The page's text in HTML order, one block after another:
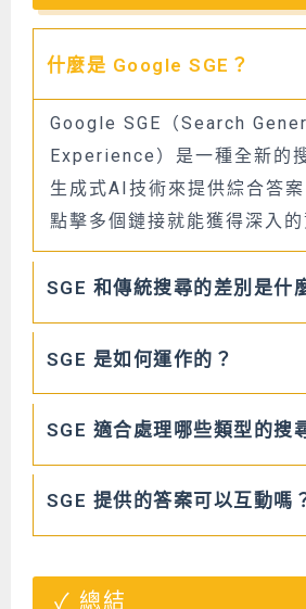
什麼是 Google SGE？
Google SGE（Search
Experience）是一種全新的
生成式AI技術來提供綜合答
點擊多個鏈接就能獲得深入的
SGE 和傳統搜尋的差別是什
SGE 是如何運作的？
SGE 適合處理哪些類型的搜
SGE 提供的答案可以互動嗎
總結